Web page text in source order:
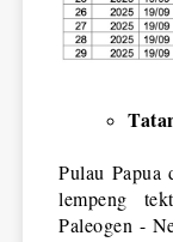
Pulau Papua
lempeng
Paleogen -